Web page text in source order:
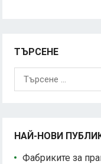
ТЪРСЕНЕ
Търсене
НАЙ-НОВИ
Фабриките за